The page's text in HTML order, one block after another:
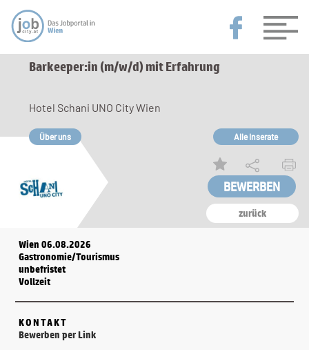
Barkeeper:in (m/w/d) mit Erfahrung
zurück
Hotel Schani UNO City Wien
Über uns Alle Inserate
Wien 06.08.2026
Gastronomie/Tourismus
unbefristet
Vollzeit
KONTAKT
Bewerben per Link